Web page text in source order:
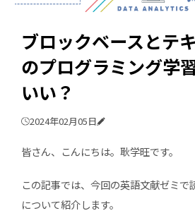
ブロックベースとテ
のプログラミング学
いい？
2024年02月05日
皆さん、こんにちは。耿学旺です。
この記事では、今回の英語文献ゼミで
について紹介します。